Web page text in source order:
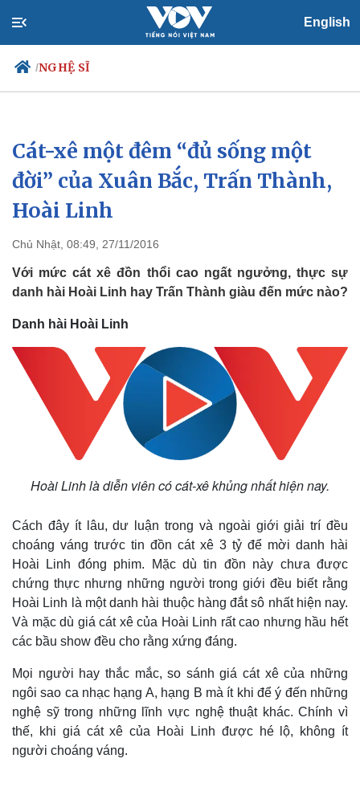
English
/NGHỆ SĨ
Chính trị
Đảng
Tổ chức nhân sự
Quốc hội
Xã hội
Tin 24h
Dự báo thời tiết
Cát-xê một đêm “đủ sống một
đời” của Xuân Bắc, Trấn Thành,
Hoài Linh
Chủ Nhật, 08:49, 27/11/2016
Với mức cát xê đồn thổi cao ngất ngưởng, thực sự
danh hài Hoài Linh hay Trấn Thành giàu đến mức nào?
Danh hài Hoài Linh
Hoài Linh là diễn viên có cát-xê khủng nhất hiện nay.
Cách đây ít lâu, dư luận trong và ngoài giới giải trí đều
choáng váng trước tin đồn cát xê 3 tỷ để mời danh hài
Hoài Linh đóng phim. Mặc dù tin đồn này chưa được
chứng thực nhưng những người trong giới đều biết rằng
Hoài Linh là một danh hài thuộc hàng đắt sô nhất hiện nay.
Và mặc dù giá cát xê của Hoài Linh rất cao nhưng hầu hết
các bầu show đều cho rằng xứng đáng.
Mọi người hay thắc mắc, so sánh giá cát xê của những
ngôi sao ca nhạc hạng A, hạng B mà ít khi để ý đến những
nghệ sỹ trong những lĩnh vực nghệ thuật khác. Chính vì
thế, khi giá cát xê của Hoài Linh được hé lộ, không ít
người choáng váng.